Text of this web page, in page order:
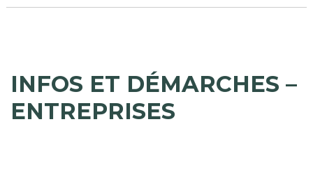
INFOS ET DÉMARCHES –
ENTREPRISES